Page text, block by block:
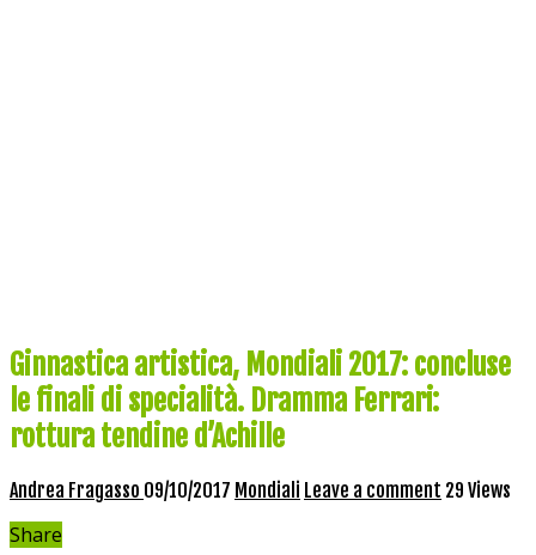
Ginnastica artistica, Mondiali 2017: concluse
le finali di specialità. Dramma Ferrari:
rottura tendine d’Achille
Andrea Fragasso 09/10/2017 Mondiali Leave a comment 29 Views
Share